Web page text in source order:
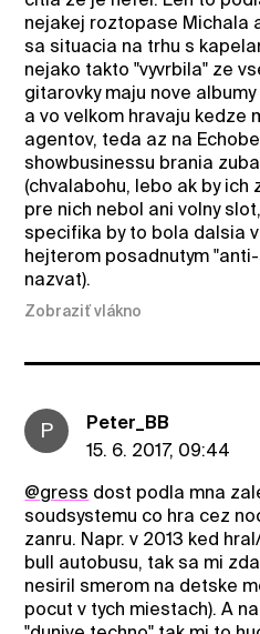
nejakej roztopase Michala
sa situacia na trhu s
nejako takto "vyvrbila" ze
gitarovky maju nove
a vo velkom hravaju kedze
agentov, teda az na
showbusinessu brania
(chvalabohu, lebo ak by ich
pre nich nebol ani volny
specifika by to bola dalsia
hejterom posadnutym
nazvat).
Zobraziť vlákno
P
Peter_BB
15. 6. 2017, 09:44
@gress dost podla mna
soudsystemu co hra cez
zanru. Napr. v 2013 ked
bull autobusu, tak sa mi
nesiril smerom na detske
pocut v tych miestach). A